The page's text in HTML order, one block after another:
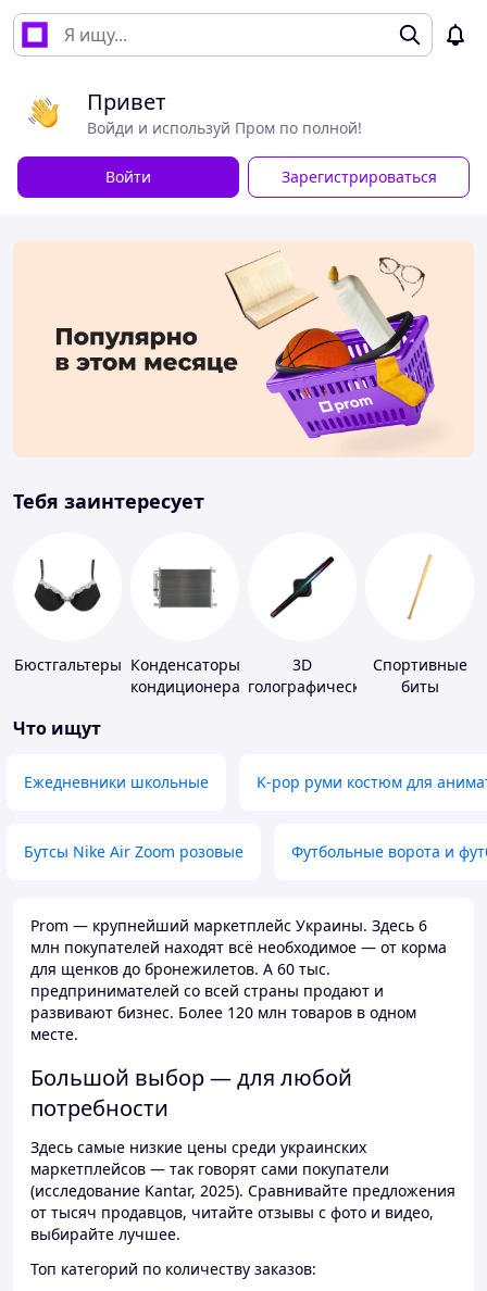
Привет
Войди и используй Пром по полной!
Войти Зарегистрироваться
Тебя заинтересует
Бюстгальтеры Конденсаторы
кондиционера
3D
голографические
Спортивные
биты
Что ищут
Ежедневники школьные K-pop руми костюм для
Бутсы Nike Air Zoom розовые Футбольные ворота и
Prom — крупнейший маркетплейс Украины. Здесь 6
млн покупателей находят всё необходимое — от корма
для щенков до бронежилетов. А 60 тыс.
предпринимателей со всей страны продают и
развивают бизнес. Более 120 млн товаров в одном
месте.
Большой выбор — для любой
потребности
Здесь самые низкие цены среди украинских
маркетплейсов — так говорят сами покупатели
(исследование Kantar, 2025). Сравнивайте предложения
от тысяч продавцов, читайте отзывы с фото и видео,
выбирайте лучшее.
Топ категорий по количеству заказов: